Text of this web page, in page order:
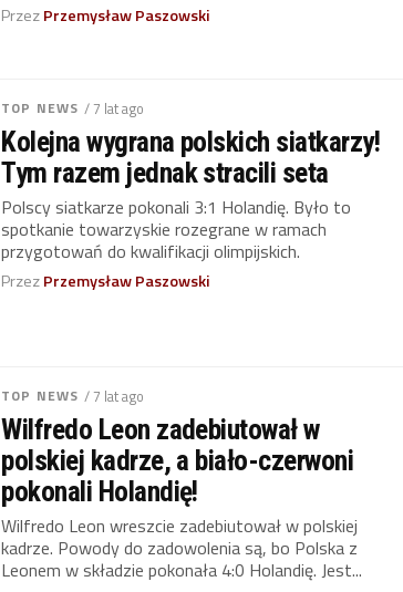
PrzezPrzemysław Paszowski
TOP NEWS / 7 lat ago
Kolejna wygrana polskich siatkarzy!
Tym razem jednak stracili seta
Polscy siatkarze pokonali 3:1 Holandię. Było to
spotkanie towarzyskie rozegrane w ramach
przygotowań do kwalifikacji olimpijskich.
PrzezPrzemysław Paszowski
TOP NEWS / 7 lat ago
Wilfredo Leon zadebiutował w
polskiej kadrze, a biało-czerwoni
pokonali Holandię!
Wilfredo Leon wreszcie zadebiutował w polskiej
kadrze. Powody do zadowolenia są, bo Polska z
Leonem w składzie pokonała 4:0 Holandię. Jest...